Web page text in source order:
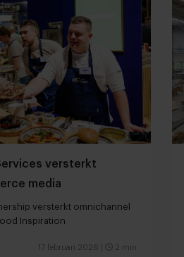
versterkt
media
versterkt omnichannel
Inspiration
17 februari 2026 2 min